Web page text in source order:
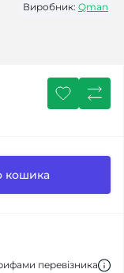
Виробник: Qman
кошика
перевізника